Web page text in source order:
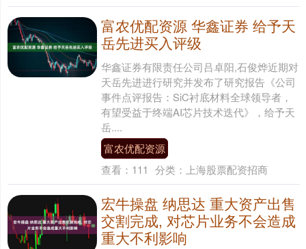
富农优配资源 华鑫证券 给予天
岳先进买入评级
华鑫证券有限责任公司吕卓阳,石俊烨近期对
天岳先进进行研究并发布了研究报告《公司
事件点评报告：SiC衬底材料全球领导者，
有望受益于终端AI芯片技术迭代》，给予天
岳....
富农优配资源
查看： 111 分类： 上海股票配资招商
宏牛操盘 纳思达 重大资产出售
交割完成, 对芯片业务不会造成
重大不利影响